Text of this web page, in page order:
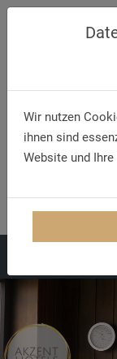
Wir nutzen
ihnen sind
Website und